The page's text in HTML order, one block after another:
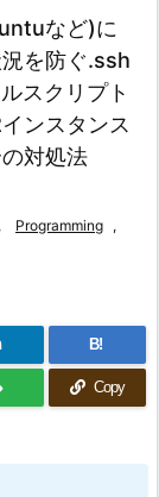
など)に
を防ぐ.ssh
スクリプト
ンスタンス
対処法
Programming ,
B!
Copy